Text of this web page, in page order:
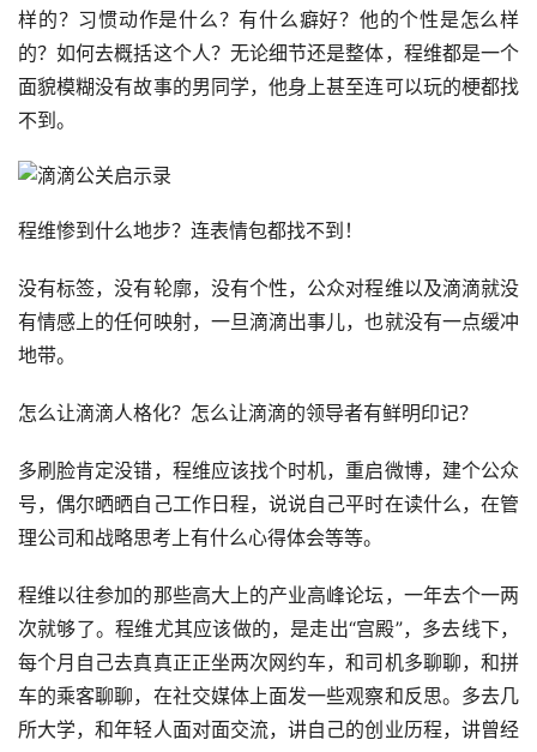
样的？习惯动作是什么？有什么癖好？他的个性是怎么样
的？如何去概括这个人？无论细节还是整体，程维都是一个
面貌模糊没有故事的男同学，他身上甚至连可以玩的梗都找
不到。
程维惨到什么地步？连表情包都找不到！
没有标签，没有轮廓，没有个性，公众对程维以及滴滴就没
有情感上的任何映射，一旦滴滴出事儿，也就没有一点缓冲
地带。
怎么让滴滴人格化？怎么让滴滴的领导者有鲜明印记？
多刷脸肯定没错，程维应该找个时机，重启微博，建个公众
号，偶尔晒晒自己工作日程，说说自己平时在读什么，在管
理公司和战略思考上有什么心得体会等等。
程维以往参加的那些高大上的产业高峰论坛，一年去个一两
次就够了。程维尤其应该做的，是走出“宫殿”，多去线下，
每个月自己去真真正正坐两次网约车，和司机多聊聊，和拼
车的乘客聊聊，在社交媒体上面发一些观察和反思。多去几
所大学，和年轻人面对面交流，讲自己的创业历程，讲曾经